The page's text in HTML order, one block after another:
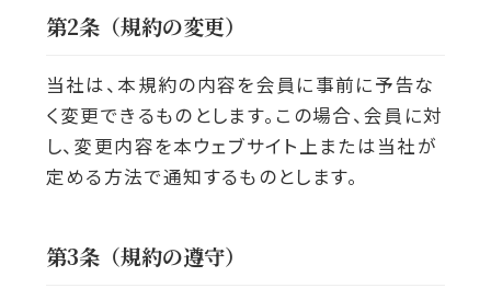
第2条（規約の変更）
当社は、本規約の内容を会員に事前に予告な
く変更できるものとします。この場合、会員に対
し、変更内容を本ウェブサイト上または当社が
定める方法で通知するものとします。
第3条（規約の遵守）